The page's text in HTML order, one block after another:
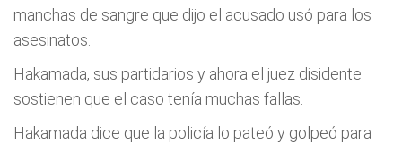
manchas de sangre que dijo el acusado usó para los
asesinatos.
Hakamada, sus partidarios y ahora el juez disidente
sostienen que el caso tenía muchas fallas.
Hakamada dice que la policía lo pateó y golpeó para